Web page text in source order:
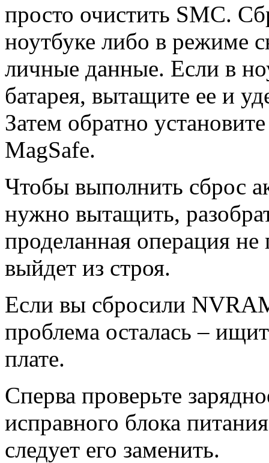
просто очистить SMC.
ноутбуке либо в режиме
личные данные. Если в
батарея, вытащите ее и
Затем обратно
MagSafe.
Чтобы выполнить сброс
нужно вытащить,
проделанная операция
выйдет из строя.
Если вы сбросили
проблема осталась –
плате.
Сперва проверьте
исправного блока
следует его заменить.